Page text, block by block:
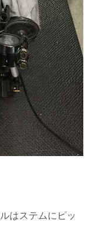
はステムにピッ